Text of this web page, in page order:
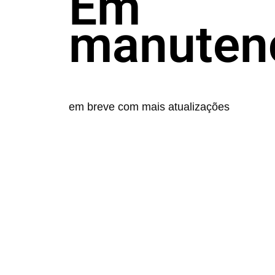
em breve com mais atualizações